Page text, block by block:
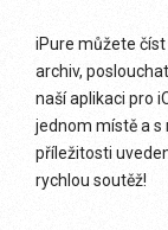
iPure můžete
archiv,
naší aplikaci pro
jednom místě a s
příležitosti
rychlou soutěž!